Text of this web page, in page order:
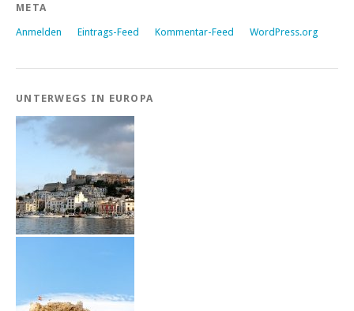
META
Anmelden Eintrags-Feed Kommentar-Feed WordPress.org
UNTERWEGS IN EUROPA